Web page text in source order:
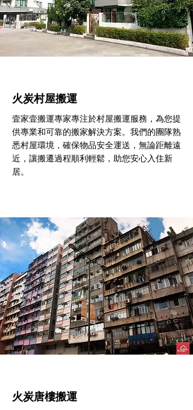
火炭村屋搬運
壹家壹搬運專家專注於村屋搬運服務，為您提
供專業和可靠的搬家解決方案。我們的團隊熟
悉村屋環境，確保物品安全運送，無論距離遠
近，讓搬遷過程順利輕鬆，助您安心入住新
居。
火炭​唐樓搬運